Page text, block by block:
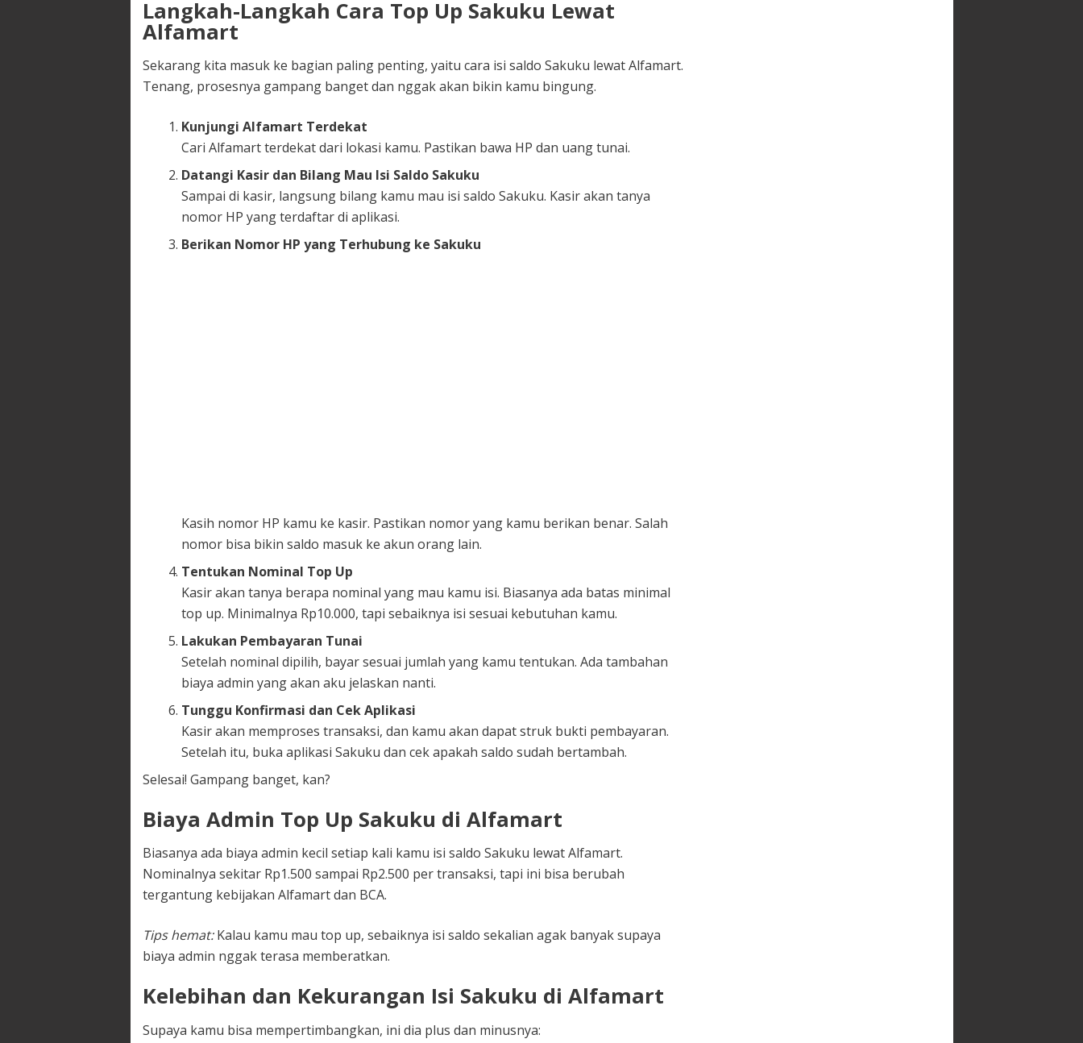
Langkah-Langkah Cara Top Up Sakuku Lewat
Alfamart
Sekarang kita masuk ke bagian paling penting, yaitu cara isi saldo Sakuku lewat Alfamart.
Tenang, prosesnya gampang banget dan nggak akan bikin kamu bingung.
Kunjungi Alfamart Terdekat
Cari Alfamart terdekat dari lokasi kamu. Pastikan bawa HP dan uang tunai.
Datangi Kasir dan Bilang Mau Isi Saldo Sakuku
Sampai di kasir, langsung bilang kamu mau isi saldo Sakuku. Kasir akan tanya
nomor HP yang terdaftar di aplikasi.
Berikan Nomor HP yang Terhubung ke Sakuku
Kasih nomor HP kamu ke kasir. Pastikan nomor yang kamu berikan benar. Salah
nomor bisa bikin saldo masuk ke akun orang lain.
Tentukan Nominal Top Up
Kasir akan tanya berapa nominal yang mau kamu isi. Biasanya ada batas minimal
top up. Minimalnya Rp10.000, tapi sebaiknya isi sesuai kebutuhan kamu.
Lakukan Pembayaran Tunai
Setelah nominal dipilih, bayar sesuai jumlah yang kamu tentukan. Ada tambahan
biaya admin yang akan aku jelaskan nanti.
Tunggu Konfirmasi dan Cek Aplikasi
Kasir akan memproses transaksi, dan kamu akan dapat struk bukti pembayaran.
Setelah itu, buka aplikasi Sakuku dan cek apakah saldo sudah bertambah.
Selesai! Gampang banget, kan?
Biaya Admin Top Up Sakuku di Alfamart
Biasanya ada biaya admin kecil setiap kali kamu isi saldo Sakuku lewat Alfamart.
Nominalnya sekitar Rp1.500 sampai Rp2.500 per transaksi, tapi ini bisa berubah
tergantung kebijakan Alfamart dan BCA.
Tips hemat:Kalau kamu mau top up, sebaiknya isi saldo sekalian agak banyak supaya
biaya admin nggak terasa memberatkan.
Kelebihan dan Kekurangan Isi Sakuku di Alfamart
Supaya kamu bisa mempertimbangkan, ini dia plus dan minusnya: